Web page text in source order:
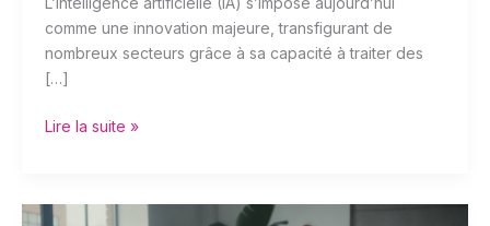
comme une innovation majeure, transfigurant de
nombreux secteurs grâce à sa capacité à traiter des
[…]
Lire la suite »
Comment